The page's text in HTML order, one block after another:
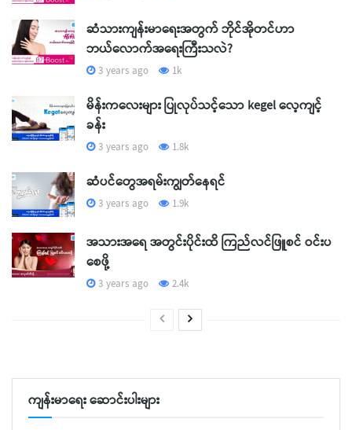
ဆံသားကျန်းမာရေးအတွက် ဘိုင်အိုတင်ဟာ
ဘယ်လောက်အရေးကြီးသလဲ?
3 years ago 1k
မိန်းကလေးများ ပြုလုပ်သင့်သော kegel လေ့ကျင့်
ခန်း
3 years ago 1.8k
ဆံပင်တွေအရမ်းကျွတ်နေရင်
3 years ago 1.9k
အသားအရေ အတွင်းပိုင်းထိ ကြည်လင်ဖြူစင် ဝင်းပ
စေဖို့
3 years ago 2.4k
ကျန်းမာရေး ဆောင်းပါးများ